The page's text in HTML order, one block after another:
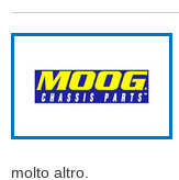
molto altro.